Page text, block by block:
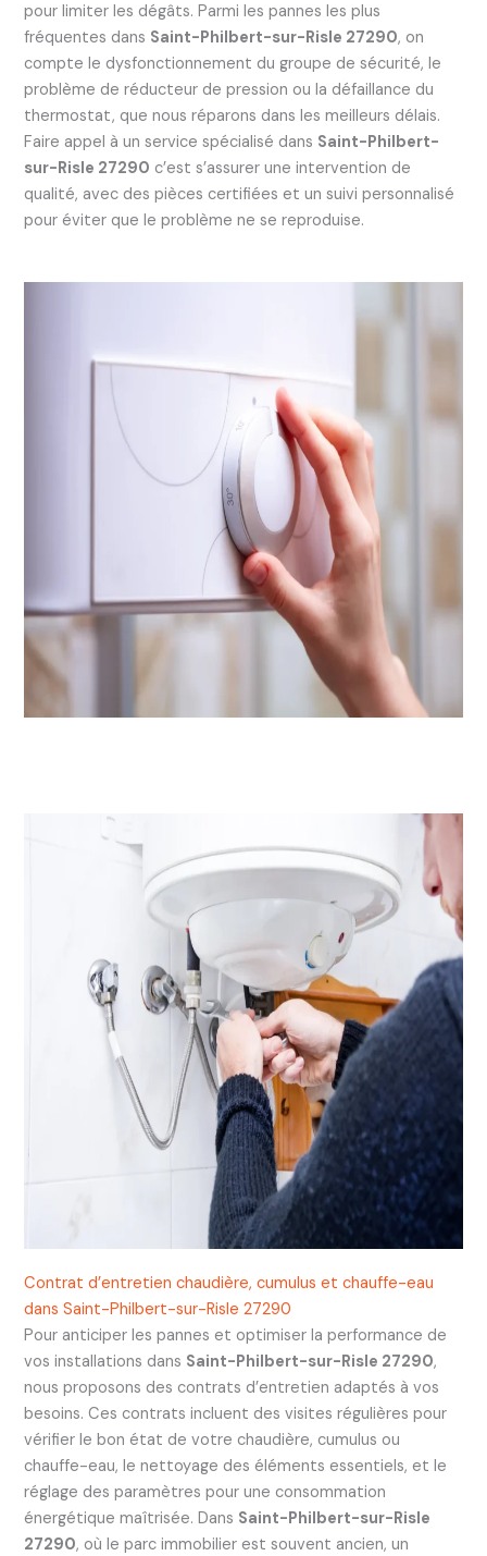
pour limiter les dégâts. Parmi les pannes les plus
fréquentes dans Saint-Philbert-sur-Risle 27290, on
compte le dysfonctionnement du groupe de sécurité, le
problème de réducteur de pression ou la défaillance du
thermostat, que nous réparons dans les meilleurs délais.
Faire appel à un service spécialisé dans Saint-Philbert-
sur-Risle 27290 c’est s’assurer une intervention de
qualité, avec des pièces certifiées et un suivi personnalisé
pour éviter que le problème ne se reproduise.
Contrat d’entretien chaudière, cumulus et chauffe-eau
dans Saint-Philbert-sur-Risle 27290
Pour anticiper les pannes et optimiser la performance de
vos installations dans Saint-Philbert-sur-Risle 27290,
nous proposons des contrats d’entretien adaptés à vos
besoins. Ces contrats incluent des visites régulières pour
vérifier le bon état de votre chaudière, cumulus ou
chauffe-eau, le nettoyage des éléments essentiels, et le
réglage des paramètres pour une consommation
énergétique maîtrisée. Dans Saint-Philbert-sur-Risle
27290, où le parc immobilier est souvent ancien, un